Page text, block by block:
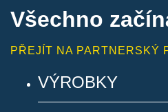
Všechno
PŘEJÍT NA PARTNERSKÝ
VÝROBKY